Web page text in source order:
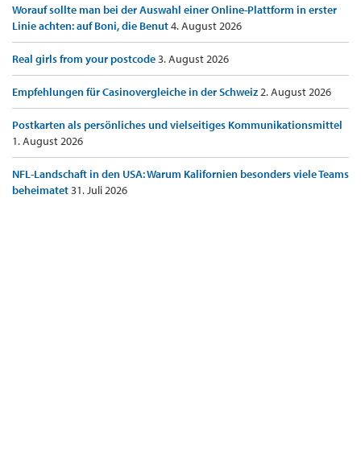
Worauf sollte man bei der Auswahl einer Online-Plattform in erster
Linie achten: auf Boni, die Benut4. August 2026
Real girls from your postcode3. August 2026
Empfehlungen für Casinovergleiche in der Schweiz2. August 2026
Postkarten als persönliches und vielseitiges Kommunikationsmittel
1. August 2026
NFL-Landschaft in den USA: Warum Kalifornien besonders viele Teams
beheimatet31. Juli 2026